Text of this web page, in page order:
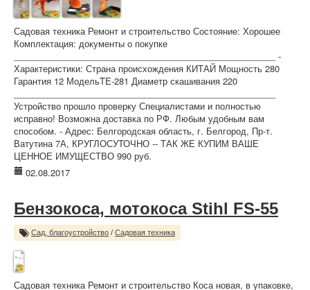
Садовая техника Ремонт и строительство Состояние: Хорошее
Комплектация: документы о покупке
______________________________________________________ -
Характеристики: Страна происхождения КИТАЙ Мощность 280
Гарантия 12 МодельTE-281 Диаметр скашивания 220
Устройство прошло проверку Специалистами и полностью
исправно! Возможна доставка по РФ. Любым удобным вам
способом. - Адрес: Белгородская область, г. Белгород, Пр-т.
Ватутина 7А, КРУГЛОСУТОЧНО -- ТАК ЖЕ КУПИМ ВАШЕ
ЦЕННОЕ ИМУЩЕСТВО 990 руб.
02.08.2017
Бензокоса, мотокоса Stihl FS-55
Сад, благоустройство / Садовая техника
Садовая техника Ремонт и строительство Коса новая, в упаковке,